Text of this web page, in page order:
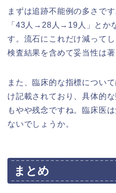
まずは追跡不能例の多さで
「43人→28人→19人」とか
す。流石にこれだけ減って
検査結果を含めて妥当性は
また、臨床的な指標につい
け記載されており、具体的
もやや残念ですね。臨床医
ないでしょうか。
まとめ